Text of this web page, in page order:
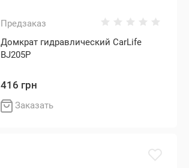
Предзаказ
Домкрат гидравлический CarLife
BJ205P
416 грн
Заказать